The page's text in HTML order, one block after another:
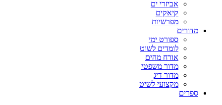
אביזרי ים
קיאקים
מפרשיות
מדורים
ספורט ימי
לומדים לשוט
אורח מהים
מדור משפטי
מדור דיג
מקצועי לשיט
ספרים